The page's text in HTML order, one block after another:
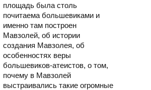
площадь была столь
почитаема большевиками и
именно там построен
Мавзолей, об истории
создания Мавзолея, об
особенностях веры
большевиков-атеистов, о том,
почему в Мавзолей
выстраивались такие огромные